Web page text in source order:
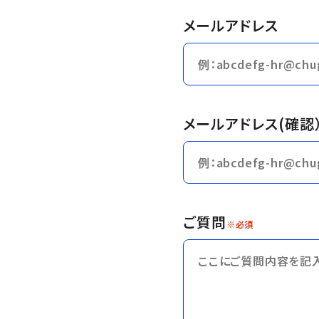
メールアドレス
メールアドレス(確認
ご質問※必須